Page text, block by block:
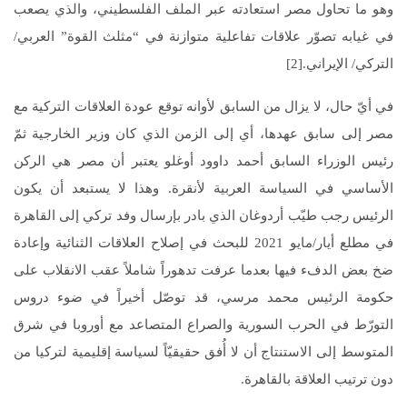
وهو ما تحاول مصر استعادته عبر الملف الفلسطيني، والذي يصعب
في غيابه تصوّر علاقات تفاعلية متوازنة في “مثلث القوة” العربي/
التركي/ الإيراني.[2]
في أيّ حال، لا يزال من السابق لأوانه توقع عودة العلاقات التركية مع
مصر إلى سابق عهدها، أي إلى الزمن الذي كان وزير الخارجية ثمّ
رئيس الوزراء السابق أحمد داوود أوغلو يعتبر أن مصر هي الركن
الأساسي في السياسة العربية لأنقرة. وهذا لا يستبعد أن يكون
الرئيس رجب طيّب أردوغان الذي بادر بإرسال وفد تركي إلى القاهرة
في مطلع أيار/مايو 2021 للبحث في إصلاح العلاقات الثنائية وإعادة
ضخ بعض الدفء فيها بعدما عرفت تدهوراً شاملاً عقب الانقلاب على
حكومة الرئيس محمد مرسي، قد توصّل أخيراً في ضوء دروس
التورّط في الحرب السورية والصراع المتصاعد مع أوروبا في شرق
المتوسط إلى الاستنتاج أن لا أُفق حقيقيّاً لسياسة إقليمية لتركيا من
دون ترتيب العلاقة بالقاهرة.